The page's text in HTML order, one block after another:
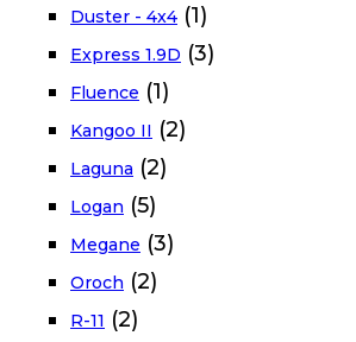
Duster - 4x4 (1)
Express 1.9D (3)
Fluence (1)
Kangoo II (2)
Laguna (2)
Logan (5)
Megane (3)
Oroch (2)
R-11 (2)